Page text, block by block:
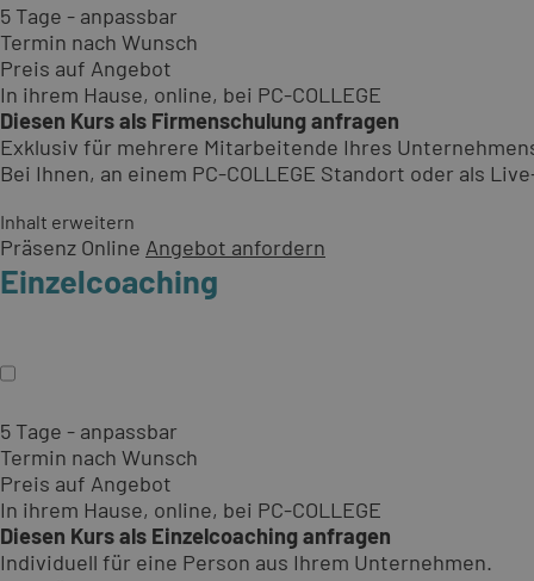
5 Tage - anpassbar
Termin nach Wunsch
Preis auf Angebot
In ihrem Hause, online, bei PC-COLLEGE
Diesen Kurs als Firmenschulung anfragen
Exklusiv für mehrere Mitarbeitende Ihres
Bei Ihnen, an einem PC-COLLEGE Standort oder als
Inhalt erweitern
Präsenz Online Angebot anfordern
Einzelcoaching
5 Tage - anpassbar
Termin nach Wunsch
Preis auf Angebot
In ihrem Hause, online, bei PC-COLLEGE
Diesen Kurs als Einzelcoaching anfragen
Individuell für eine Person aus Ihrem Unternehmen.